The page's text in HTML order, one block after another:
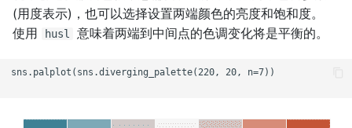
(用度表示)，也可以选择设置两端颜色的亮度和饱和度。
使用
husl 意味着两端到中间点的色调变化将是平衡的。
sns.palplot(sns.diverging_palette(220, 20, n=7))